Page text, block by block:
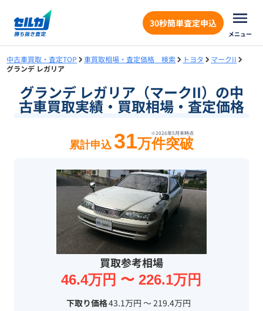
30秒簡単査定申込
メニュー
中古車買取・査定TOP 車買取相場・査定価格 検索 トヨタ
マークII
グランデ レガリア
グランデ レガリア（マークII）の中
古車買取実績・買取相場・査定価格
※2026年5月末時点
累計申込 31万件突破
買取参考相場
46.4万円 〜 226.1万円
下取り価格43.1万円 〜 219.4万円